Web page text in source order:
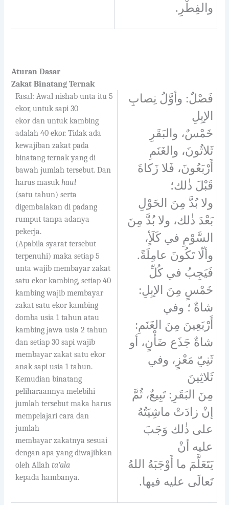
والفِطْرِ .
Aturan Dasar
Zakat Binatang Ternak
Fasal: Awal nishab unta itu 5
ekor, untuk sapi 30
ekor dan untuk kambing
adalah 40 ekor. Tidak ada
kewajiban zakat pada
binatang ternak yang di
bawah jumlah tersebut. Dan
harus masukhaul
(satu tahun) serta
digembalakan di padang
rumput tanpa adanya
pekerja.
(Apabila syarat tersebut
terpenuhi) maka setiap 5
unta wajib membayar zakat
satu ekor kambing, setiap 40
kambing wajib membayar
zakat satu ekor kambing
domba usia 1 tahun atau
kambing jawa usia 2 tahun
dan setiap 30 sapi wajib
membayar zakat satu ekor
anak sapi usia 1 tahun.
Kemudian binatang
peliharaannya melebihi
jumlah tersebut maka harus
mempelajari cara dan
jumlah
membayar zakatnya sesuai
dengan apa yang diwajibkan
oleh Allah ta’ala
kepada hambanya.
فَصْلٌ: وأوَّلُ نِصابِ
الإبِلِ
خَمْسٌ، والبَقَرِ
ثَلاثُونَ، والغَنَمِ
أَرْبَعُونَ، فَلا زَكاةَ
قَبْلَ ذٰلك؛
ولا بُدَّ مِنَ الحَوْلِ
بَعْدَ ذٰلك، ولا بُدَّ مِنَ
السَّوْمِ في كَلَأٍ،
وألّا تَكُونَ عامِلَةً.
فَيَجِبُ في كُلِّ
خَمْسٍ مِنَ الإبِلِ:
شاةٌ ؛ وفي
أَرْبَعِينَ مِنَ الغَنَمِ:
شاةٌ جَذَع ضَأْنٍ، أو
ثَنِيّ مَعْزٍ، وفي
ثَلاثِينَ
مِنَ البَقَرِ: تَبِيعٌ، ثُمَّ
إنْ زادَتْ ماشِيَتُهُ
على ذٰلك وَجَبَ
عليه أنْ
يَتَعَلَّمَ ما أَوْجَبَهُ اللهُ
تَعالَى عليه فيها.